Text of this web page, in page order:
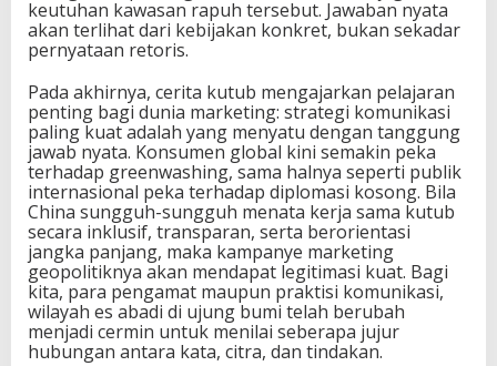
keutuhan kawasan rapuh tersebut. Jawaban nyata
akan terlihat dari kebijakan konkret, bukan sekadar
pernyataan retoris.
Pada akhirnya, cerita kutub mengajarkan pelajaran
penting bagi dunia marketing: strategi komunikasi
paling kuat adalah yang menyatu dengan tanggung
jawab nyata. Konsumen global kini semakin peka
terhadap greenwashing, sama halnya seperti publik
internasional peka terhadap diplomasi kosong. Bila
China sungguh-sungguh menata kerja sama kutub
secara inklusif, transparan, serta berorientasi
jangka panjang, maka kampanye marketing
geopolitiknya akan mendapat legitimasi kuat. Bagi
kita, para pengamat maupun praktisi komunikasi,
wilayah es abadi di ujung bumi telah berubah
menjadi cermin untuk menilai seberapa jujur
hubungan antara kata, citra, dan tindakan.